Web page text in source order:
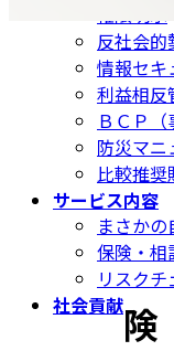
権限明示
反社会
情報セキ
利益相反
ＢＣＰ（
防災マニ
比較推奨
サービス内容
まさか
保険・相
リスクチ
社会貢献険